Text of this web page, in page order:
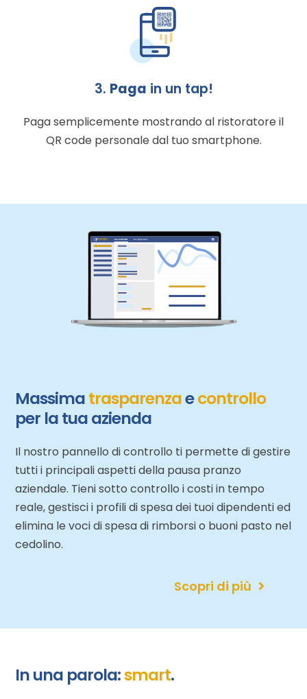
3. Paga in un tap!
Paga semplicemente mostrando al ristoratore il
QR code personale dal tuo smartphone.
Massimatrasparenzaecontrollo
per la tua azienda
Il nostro pannello di controllo ti permette di gestire
tutti i principali aspetti della pausa pranzo
aziendale. Tieni sotto controllo i costi in tempo
reale, gestisci i profili di spesa dei tuoi dipendenti ed
elimina le voci di spesa di rimborsi o buoni pasto nel
cedolino.
Scopri di più
In una parola:smart.